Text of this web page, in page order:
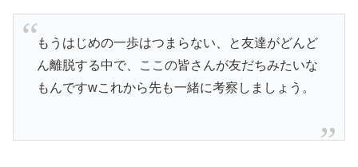
もうはじめの一歩はつまらない、と友達がどんど
ん離脱する中で、ここの皆さんが友だちみたいな
もんですwこれから先も一緒に考察しましょう。